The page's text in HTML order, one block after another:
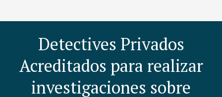
Detectives Privados
Acreditados para realizar
investigaciones sobre